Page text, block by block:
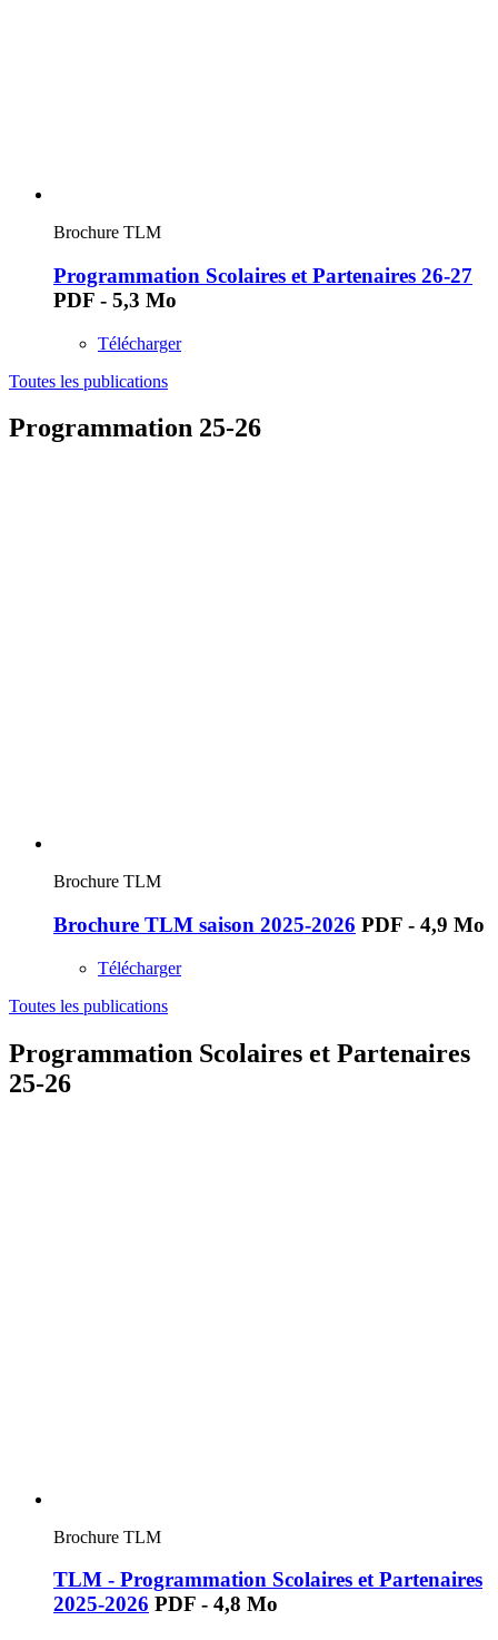
Brochure TLM
Programmation Scolaires et Partenaires 26-27
PDF - 5,3 Mo
Télécharger
Toutes les publications
Programmation 25-26
Brochure TLM
Brochure TLM saison 2025-2026 PDF - 4,9 Mo
Télécharger
Toutes les publications
Programmation Scolaires et Partenaires
25-26
Brochure TLM
TLM - Programmation Scolaires et Partenaires
2025-2026 PDF - 4,8 Mo